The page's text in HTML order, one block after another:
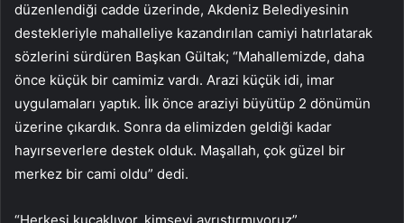
düzenlendiği cadde üzerinde, Akdeniz Belediyesinin
destekleriyle mahalleliye kazandırılan camiyi hatırlatarak
sözlerini sürdüren Başkan Gültak; “Mahallemizde, daha
önce küçük bir camimiz vardı. Arazi küçük idi, imar
uygulamaları yaptık. İlk önce araziyi büyütüp 2 dönümün
üzerine çıkardık. Sonra da elimizden geldiği kadar
hayırseverlere destek olduk. Maşallah, çok güzel bir
merkez bir cami oldu” dedi.